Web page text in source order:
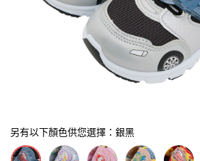
另有以下顏色供您選擇：銀黑